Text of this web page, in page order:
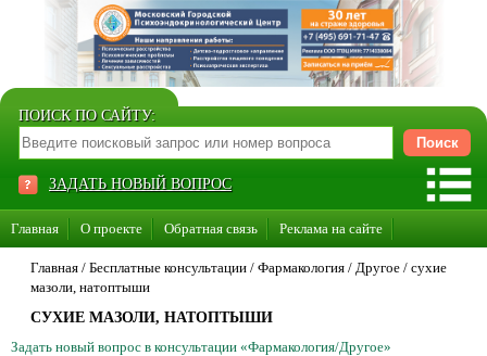
ПОИСК ПО САЙТУ:
ЗАДАТЬ НОВЫЙ ВОПРОС
Главная О проекте Обратная связь Реклама на сайте
Стать консультантом нашего сайта
Главная / Бесплатные консультации / Фармакология / Другое / сухие
мазоли, натоптыши
СУХИЕ МАЗОЛИ, НАТОПТЫШИ
Задать новый вопрос в консультации «Фармакология/Другое»